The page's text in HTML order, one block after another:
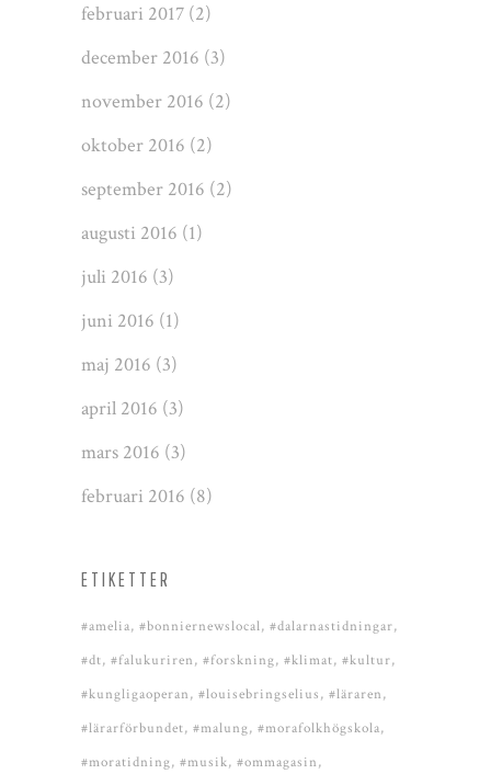
februari 2017 (2)
december 2016 (3)
november 2016 (2)
oktober 2016 (2)
september 2016 (2)
augusti 2016 (1)
juli 2016 (3)
juni 2016 (1)
maj 2016 (3)
april 2016 (3)
mars 2016 (3)
februari 2016 (8)
ETIKETTER
#amelia #bonniernewslocal #dalarnastidningar
#dt #falukuriren #forskning #klimat #kultur
#kungligaoperan #louisebringselius #läraren
#lärarförbundet #malung #morafolkhögskola
#moratidning #musik #ommagasin